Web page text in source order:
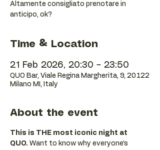
Altamente consigliato prenotare in
anticipo, ok?
Time & Location
21 Feb 2026, 20:30 – 23:50
QUO Bar, Viale Regina Margherita, 9, 20122
Milano MI, Italy
About the event
This is THE most iconic night at
QUO. Want to know why everyone’s